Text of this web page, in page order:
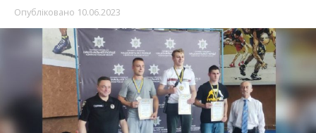
Опубліковано 10.06.2023